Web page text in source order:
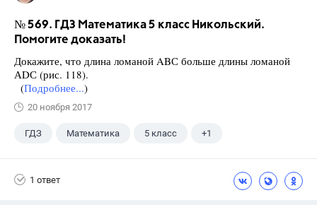
№ 569. ГДЗ Математика 5 класс Никольский.
Помогите доказать!
Докажите, что длина ломаной ABС больше длины ломаной
АDС (рис. 118).
(Подробнее...)
20 ноября 2017
ГДЗ Математика 5 класс +1
1 ответ